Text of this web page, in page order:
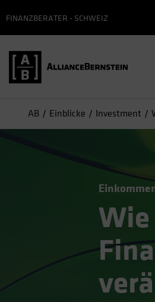
FINANZBERATER - SCHWEIZ
AB Einblicke Investment
Wie